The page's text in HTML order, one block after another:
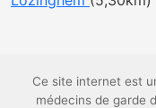
Ce site internet est
médecins de garde